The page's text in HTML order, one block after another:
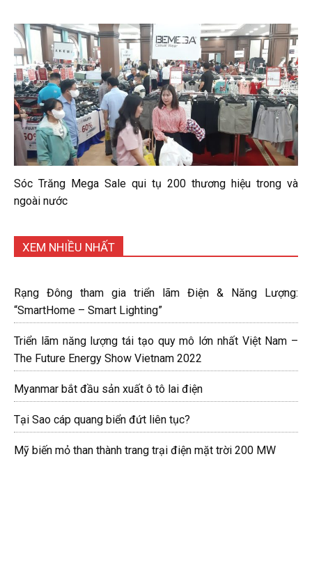
Sóc Trăng Mega Sale qui tụ 200 thương hiệu trong và
ngoài nước
XEM NHIỀU NHẤT
Rạng Đông tham gia triển lãm Điện & Năng Lượng:
“SmartHome – Smart Lighting”
Triển lãm năng lượng tái tạo quy mô lớn nhất Việt Nam –
The Future Energy Show Vietnam 2022
Myanmar bắt đầu sản xuất ô tô lai điện
Tại Sao cáp quang biển đứt liên tục?
Mỹ biến mỏ than thành trang trại điện mặt trời 200 MW